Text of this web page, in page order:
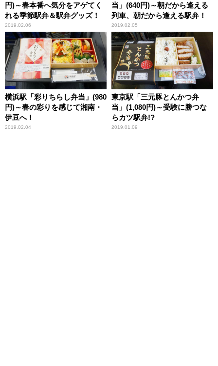
円)～春本番へ気分をアゲてく
れる季節駅弁＆駅弁グッズ！
2019.02.06
当」(640円)～朝だから逢える
列車、朝だから逢える駅弁！
2019.02.05
横浜駅「彩りちらし弁当」(980
円)～春の彩りを感じて湘南・
伊豆へ！
2019.02.04
東京駅「三元豚とんかつ弁
当」(1,080円)～受験に勝つな
らカツ駅弁!?
2019.01.09